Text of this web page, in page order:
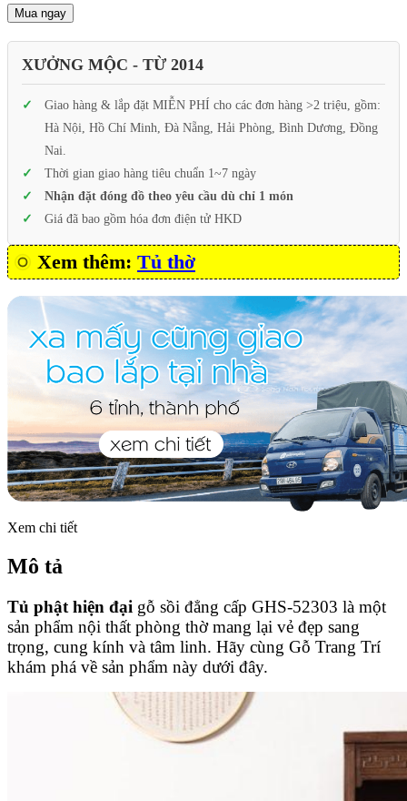
Mua ngay
XƯỞNG MỘC - TỪ 2014
Giao hàng & lắp đặt MIỄN PHÍ cho các đơn hàng >2 triệu, gồm:
Hà Nội, Hồ Chí Minh, Đà Nẵng, Hải Phòng, Bình Dương, Đồng
Nai.
Thời gian giao hàng tiêu chuẩn 1~7 ngày
Nhận đặt đóng đồ theo yêu cầu dù chỉ 1 món
Giá đã bao gồm hóa đơn điện tử HKD
Xem thêm: Tủ thờ
Xem chi tiết
Mô tả
Tủ phật hiện đại gỗ sồi đẳng cấp GHS-52303 là một
sản phẩm nội thất phòng thờ mang lại vẻ đẹp sang
trọng, cung kính và tâm linh. Hãy cùng Gỗ Trang Trí
khám phá về sản phẩm này dưới đây.